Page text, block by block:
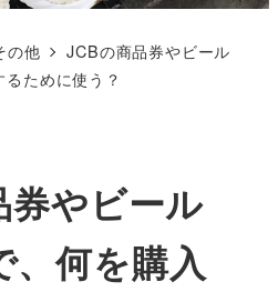
の他
JCBの商品券やビール
ために使う？
やビール
、何を購入